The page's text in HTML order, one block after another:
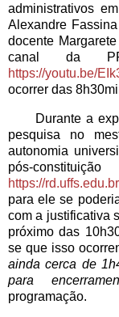
administrativos
Alexandre
docente
canal da
https://youtu.be/
ocorrer das
Durante a
pesquisa no
autonomia
pós-
https://
para ele se
com a justificativa
próximo das
se que isso
ainda cerca de
para
programação.